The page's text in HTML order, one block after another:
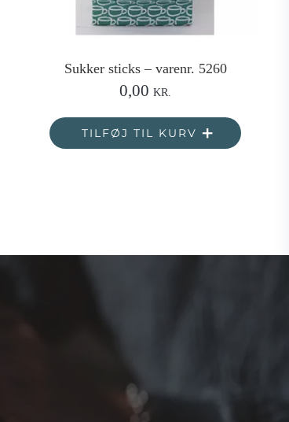
Sukker sticks – varenr. 5260
0,00 KR.
TILFØJ TIL KURV